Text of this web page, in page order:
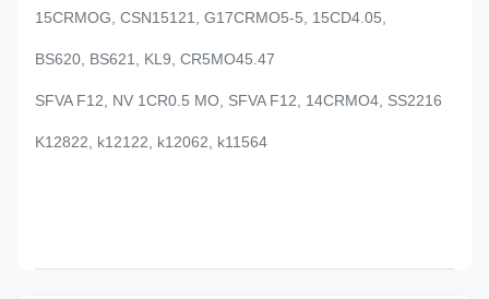
15CRMOG, CSN15121, G17CRMO5-5, 15CD4.05,
BS620, BS621, KL9, CR5MO45.47
SFVA F12, NV 1CR0.5 MO, SFVA F12, 14CRMO4, SS2216
K12822, k12122, k12062, k11564